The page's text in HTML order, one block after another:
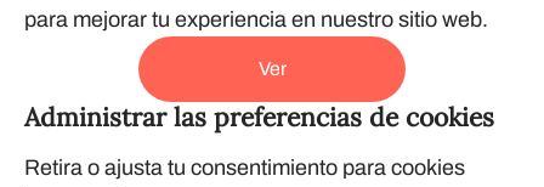
para mejorar tu experiencia en nuestro sitio web.
Ver
Administrar las preferencias de cookies
Retira o ajusta tu consentimiento para cookies